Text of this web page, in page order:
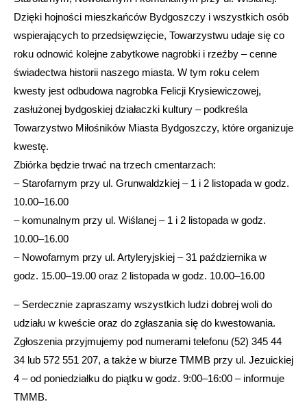
Dzięki hojności mieszkańców Bydgoszczy i wszystkich osób
wspierających to przedsięwzięcie, Towarzystwu udaje się co
roku odnowić kolejne zabytkowe nagrobki i rzeźby – cenne
świadectwa historii naszego miasta. W tym roku celem
kwesty jest odbudowa nagrobka Felicji Krysiewiczowej,
zasłużonej bydgoskiej działaczki kultury – podkreśla
Towarzystwo Miłośników Miasta Bydgoszczy, które organizuje
kwestę.
Zbiórka będzie trwać na trzech cmentarzach:
– Starofarnym przy ul. Grunwaldzkiej – 1 i 2 listopada w godz.
10.00–16.00
– komunalnym przy ul. Wiślanej – 1 i 2 listopada w godz.
10.00–16.00
– Nowofarnym przy ul. Artyleryjskiej – 31 października w
godz. 15.00–19.00 oraz 2 listopada w godz. 10.00–16.00
– Serdecznie zapraszamy wszystkich ludzi dobrej woli do
udziału w kweście oraz do zgłaszania się do kwestowania.
Zgłoszenia przyjmujemy pod numerami telefonu (52) 345 44
34 lub 572 551 207, a także w biurze TMMB przy ul. Jezuickiej
4 – od poniedziałku do piątku w godz. 9:00–16:00 – informuje
TMMB.